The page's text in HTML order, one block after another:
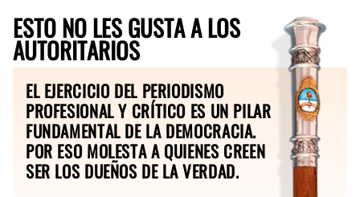
ESTO NO LES GUSTA A LOS
AUTORITARIOS
EL EJERCICIO DEL PERIODISMO
PROFESIONAL Y CRÍTICO ES UN PILAR
FUNDAMENTAL DE LA DEMOCRACIA.
POR ESO MOLESTA A QUIENES CREEN
SER LOS DUEÑOS DE LA VERDAD.